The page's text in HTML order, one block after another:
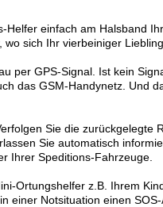
Helfer einfach am Halsband
sich Ihr vierbeiniger
per GPS-Signal. Ist kein
das GSM-Handynetz. Und
Sie die zurückgelegte
Sie automatisch
Ihrer Speditions-Fahrzeuge.
Ortungshelfer z.B. Ihrem
einer Notsituation einen